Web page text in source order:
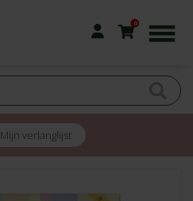
0
Mijn verlanglijst